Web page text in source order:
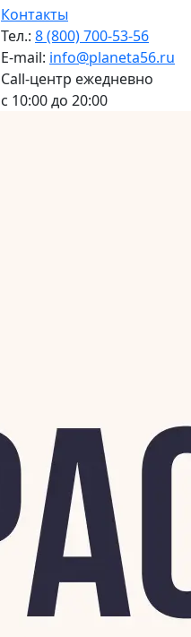
Контакты
Тел.: 8 (800) 700-53-56
E-mail: info@planeta56.ru
Call-центр ежедневно
с 10:00 до 20:00